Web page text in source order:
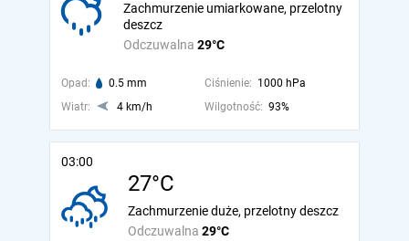
Odczuwalna 29°C
Zachmurzenie umiarkowane, przelotny
deszcz
Opad: 0.5 mm Ciśnienie: 1000 hPa
Wiatr:
4 km/h Wilgotność: 93%
03:00
27°C
Odczuwalna 29°C
Zachmurzenie duże, przelotny deszcz